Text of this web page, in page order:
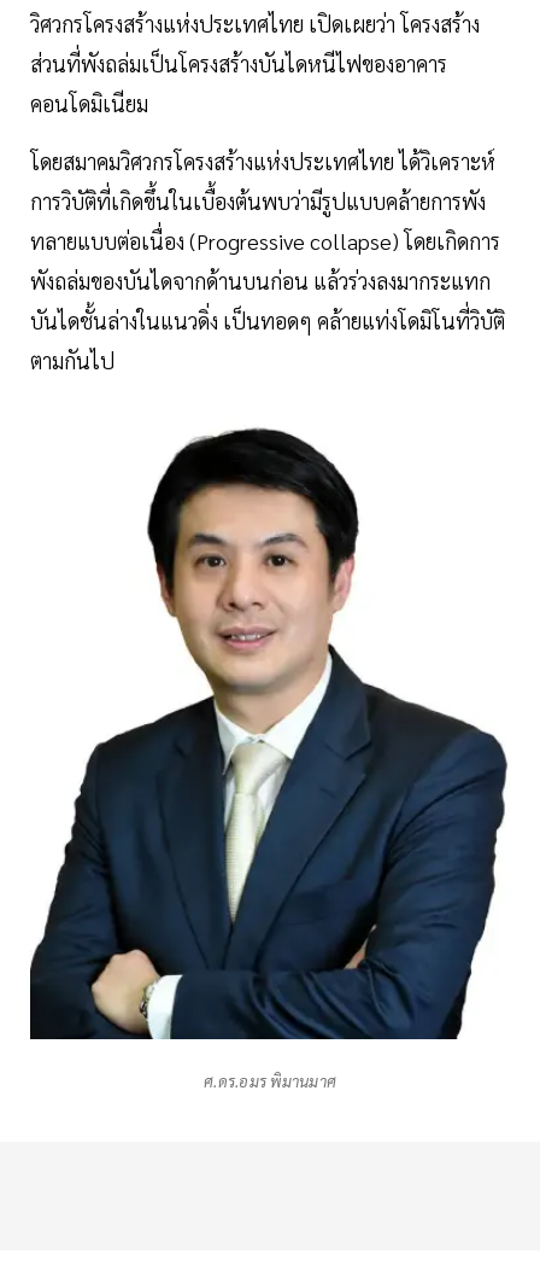
วิศวกรโครงสร้างแห่งประเทศไทย เปิดเผยว่า โครงสร้าง
ส่วนที่พังถล่มเป็นโครงสร้างบันไดหนีไฟของอาคาร
คอนโดมิเนียม
โดยสมาคมวิศวกรโครงสร้างแห่งประเทศไทย ได้วิเคราะห์
การวิบัติที่เกิดขึ้นในเบื้องต้นพบว่ามีรูปแบบคล้ายการพัง
ทลายแบบต่อเนื่อง (Progressive collapse) โดยเกิดการ
พังถล่มของบันไดจากด้านบนก่อน แล้วร่วงลงมากระแทก
บันไดชั้นล่างในแนวดิ่ง เป็นทอดๆ คล้ายแท่งโดมิโนที่วิบัติ
ตามกันไป
ศ.ดร.อมร พิมานมาศ